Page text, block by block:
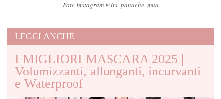
Foto Instagram @its_panache_mua
LEGGI ANCHE
I MIGLIORI MASCARA 2025 |
Volumizzanti, allunganti, incurvanti
e Waterproof